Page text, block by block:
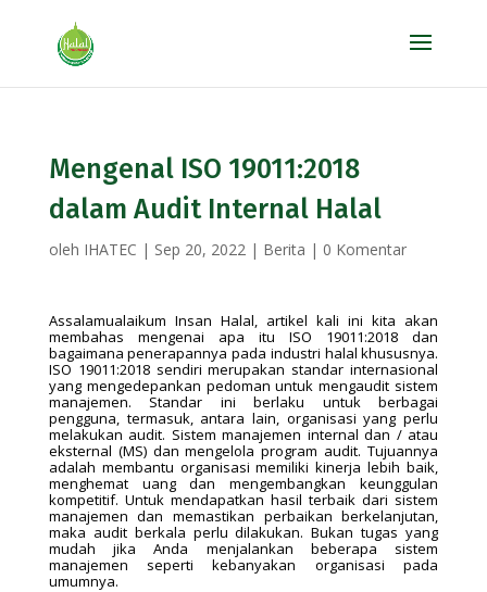
Mengenal ISO 19011:2018
dalam Audit Internal Halal
oleh IHATEC | Sep 20, 2022| Berita | 0 Komentar
Assalamualaikum Insan Halal, artikel kali ini kita akan
membahas mengenai apa itu ISO 19011:2018 dan
bagaimana penerapannya pada industri halal khususnya.
ISO 19011:2018 sendiri merupakan standar internasional
yang mengedepankan pedoman untuk mengaudit sistem
manajemen. Standar ini berlaku untuk berbagai
pengguna, termasuk, antara lain, organisasi yang perlu
melakukan audit. Sistem manajemen internal dan / atau
eksternal (MS) dan mengelola program audit. Tujuannya
adalah membantu organisasi memiliki kinerja lebih baik,
menghemat uang dan mengembangkan keunggulan
kompetitif. Untuk mendapatkan hasil terbaik dari sistem
manajemen dan memastikan perbaikan berkelanjutan,
maka audit berkala perlu dilakukan. Bukan tugas yang
mudah jika Anda menjalankan beberapa sistem
manajemen seperti kebanyakan organisasi pada
umumnya.